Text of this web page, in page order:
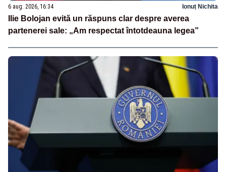
6 aug. 2026, 16:34 Ionuț Nichita
Ilie Bolojan evită un răspuns clar despre averea
partenerei sale: „Am respectat întotdeauna legea”